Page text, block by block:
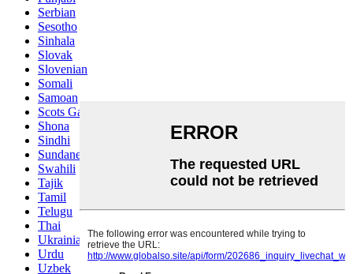
Serbian
Sesotho
Sinhala
Slovak
Slovenian
Somali
Samoan
Scots Gaelic
Shona
Sindhi
Sundanese
Swahili
Tajik
Tamil
Telugu
Thai
Ukrainian
Urdu
Uzbek